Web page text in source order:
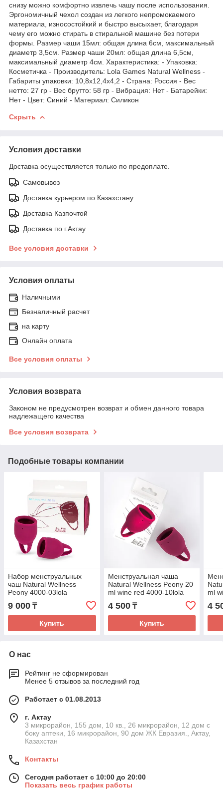
снизу можно комфортно извлечь чашу после использования.
Эргономичный чехол создан из легкого непромокаемого
материала, износостойкий и быстро высыхает, благодаря
чему его можно стирать в стиральной машине без потери
формы. Размер чаши 15мл: общая длина 6см, максимальный
диаметр 3,5см. Размер чаши 20мл: общая длина 6,5см,
максимальный диаметр 4см. Характеристика: - Упаковка:
Косметичка - Производитель: Lola Games Natural Wellness -
Габариты упаковки: 10,8х12,4х4,2 - Страна: Россия - Веc
нетто: 27 гр - Веc брутто: 58 гр - Вибрация: Нет - Батарейки:
Нет - Цвет: Синий - Материал: Силикон
Скрыть
Условия доставки
Доставка осуществляется только по предоплате.
Самовывоз
Доставка курьером по Казахстану
Доставка Казпочтой
Доставка по г.Актау
Все условия доставки
Условия оплаты
Наличными
Безналичный расчет
на карту
Онлайн оплата
Все условия оплаты
Условия возврата
Законом не предусмотрен возврат и обмен данного товара
надлежащего качества
Все условия возврата
Подобные товары компании
Набор менструальных
чаш Natural Wellness
Peony 4000-03lola
9 000 ₸
Купить
Менструальная чаша
Natural Wellness Peony 20
ml wine red 4000-10lola
4 500₸
Купить
ml
4
О нас
Рейтинг не сформирован
Менее 5 отзывов за последний год
Работает с 01.08.2013
г. Актау
3 микрорайон, 155 дом, 10 кв., 26 микрорайон, 12 дом с
боку аптеки, 16 микрорайон, 90 дом ЖК Евразия., Актау,
Казахстан
Контакты
Сегодня работает с 10:00 до 20:00
Показать весь график работы